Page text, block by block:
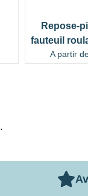
Repose-
fauteuil
A partir
.